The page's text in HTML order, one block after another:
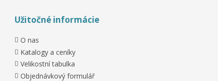
Užitočné informácie
O nas
Katalogy a ceníky
Velikostní tabulka
Objednávkový formulář